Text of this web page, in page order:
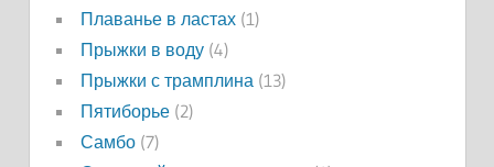
Плаванье в ластах(1)
Прыжки в воду(4)
Прыжки с трамплина (13)
Пятиборье(2)
Самбо(7)